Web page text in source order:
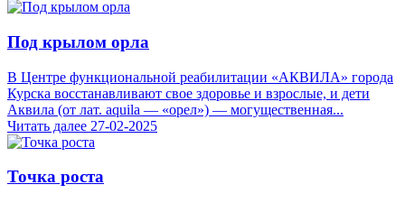
Под крылом орла
В Центре функциональной реабилитации «АКВИЛА» города
Курска восстанавливают свое здоровье и взрослые, и дети
Аквила (от лат. аquila — «орел») — могущественная...
Читать далее 27-02-2025
Точка роста